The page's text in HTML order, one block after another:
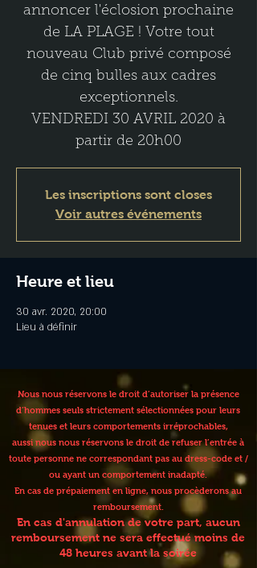
annoncer l'éclosion prochaine
de LA PLAGE ! Votre tout
nouveau Club privé composé
de cinq bulles aux cadres
exceptionnels.
VENDREDI 30 AVRIL 2020 à
partir de 20h00
Les inscriptions sont closes
Voir autres événements
Heure et lieu
30 avr. 2020, 20:00
Lieu à définir
Nous nous réservons le droit d’autoriser la présence
d’hommes seuls strictement sélectionnées pour leurs
tenues et leurs comportements irréprochables,
aussi nous nous réservons le droit de refuser l’entrée à
toute personne ne correspondant pas au dress-code et /
ou ayant un comportement inadapté.
En cas de prépaiement en ligne, nous procèderons au
remboursement.
En cas d'annulation de votre part, aucun
remboursement ne sera effectué moins de
48 heures avant la soirée